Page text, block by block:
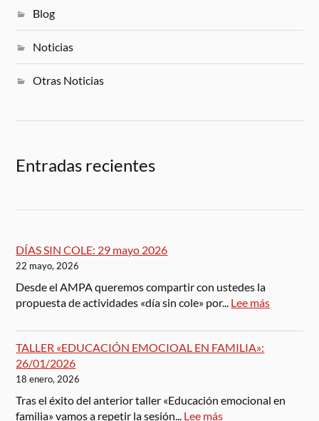
Blog
Noticias
Otras Noticias
Entradas recientes
DÍAS SIN COLE: 29 mayo 2026
22 mayo, 2026
Desde el AMPA queremos compartir con ustedes la
propuesta de actividades «día sin cole» por... Lee más
TALLER «EDUCACIÓN EMOCIOAL EN FAMILIA»:
26/01/2026
18 enero, 2026
Tras el éxito del anterior taller «Educación emocional en
familia» vamos a repetir la sesión... Lee más